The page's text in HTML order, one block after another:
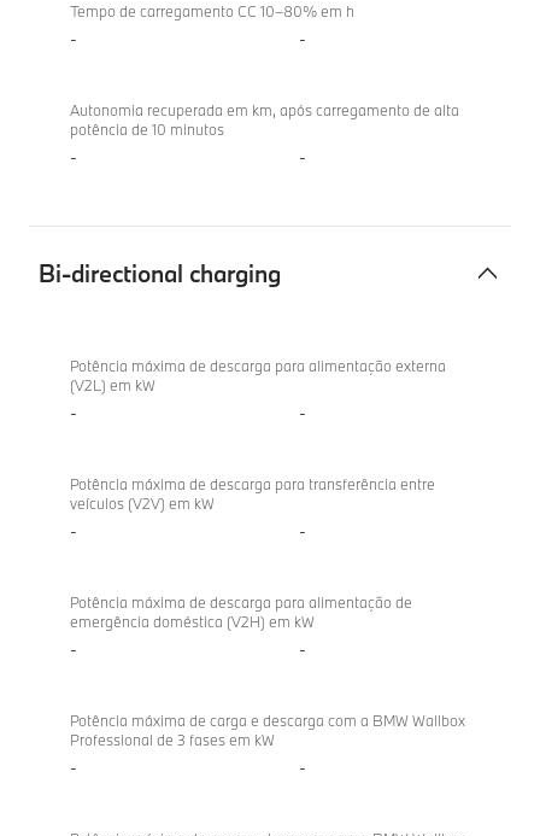
Tempo de carregamento CC 10–80% em h
- -
Autonomia recuperada em km, após carregamento de alta
potência de 10 minutos
- -
Bi-directional charging
directional
charging
sDrive20d
Potência máxima de descarga para alimentação externa
(V2L) em kW
- -
Potência máxima de descarga para transferência entre
veículos (V2V) em kW
- -
Potência máxima de descarga para alimentação de
emergência doméstica (V2H) em kW
- -
Potência máxima de carga e descarga com a BMW Wallbox
Professional de 3 fases em kW
- -